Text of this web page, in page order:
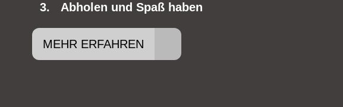
Abholen und Spaß haben
MEHR ERFAHREN